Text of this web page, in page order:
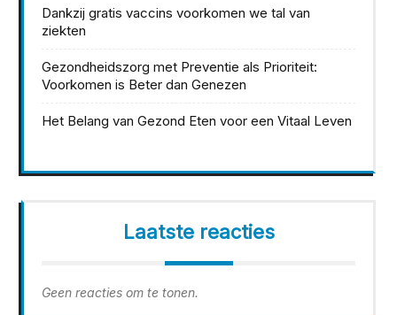
Dankzij gratis vaccins voorkomen we tal van
ziekten
Gezondheidszorg met Preventie als Prioriteit:
Voorkomen is Beter dan Genezen
Het Belang van Gezond Eten voor een Vitaal Leven
Laatste reacties
Geen reacties om te tonen.